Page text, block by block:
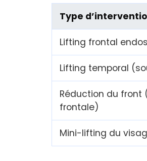
Type
Lifting frontal
Lifting temporal
Réduction du
frontale)
Mini-lifting du